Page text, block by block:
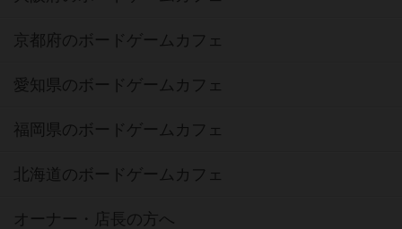
京都府のボードゲームカフェ
愛知県のボードゲームカフェ
福岡県のボードゲームカフェ
北海道のボードゲームカフェ
オーナー・店長の方へ